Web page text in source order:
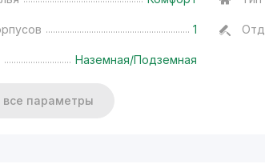
1
Наземная/Подземная
все параметры